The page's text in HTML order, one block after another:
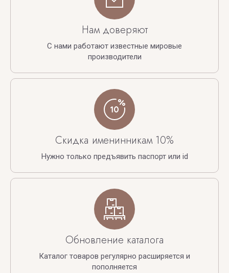
Нам доверяют
С нами работают известные мировые
производители
Скидка именинникам 10%
Нужно только предъявить паспорт или id
Обновление каталога
Каталог товаров регулярно расширяется и
пополняется